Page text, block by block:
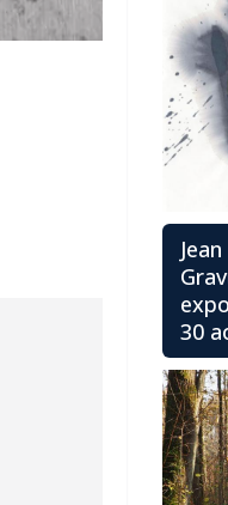
30